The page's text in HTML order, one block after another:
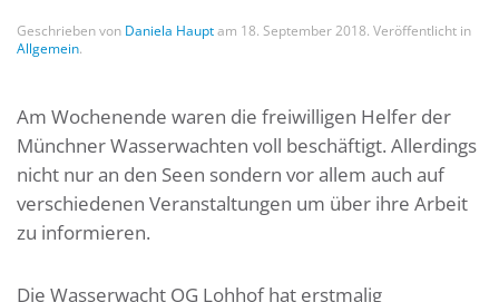
Geschrieben von Daniela Hauptam 18. September 2018. Veröffentlicht in
Allgemein.
Am Wochenende waren die freiwilligen Helfer der
Münchner Wasserwachten voll beschäftigt. Allerdings
nicht nur an den Seen sondern vor allem auch auf
verschiedenen Veranstaltungen um über ihre Arbeit
zu informieren.
Die Wasserwacht OG Lohhof hat erstmalig